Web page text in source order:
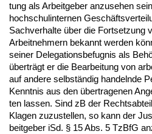
tung als Ar­beit­ge­ber an­zu­se­hen
hoch­schul­in­ter­nen
Sach­ver­hal­te über die Fort­set­zung
Ar­beit­neh­mern be­kannt wer­den
sei­ner De­le­ga­ti­ons­be­fug­nis als
überträgt er die Be­ar­bei­tung von
auf an­de­re selbständig han­deln­de
Kennt­nis aus den über­tra­ge­nen
ten las­sen. Sind zB der
Kla­gen zu­zu­stel­len, so kann der
beit­ge­ber iSd. § 15 Abs. 5 Tz­B­fG